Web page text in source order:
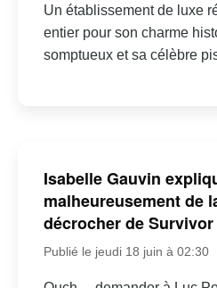
Un établissement de luxe
entier pour son charme
somptueux et sa célèbre
Isabelle Gauvin
malheureusement de
décrocher de Survivor
Publié le jeudi 18 juin à 02:30